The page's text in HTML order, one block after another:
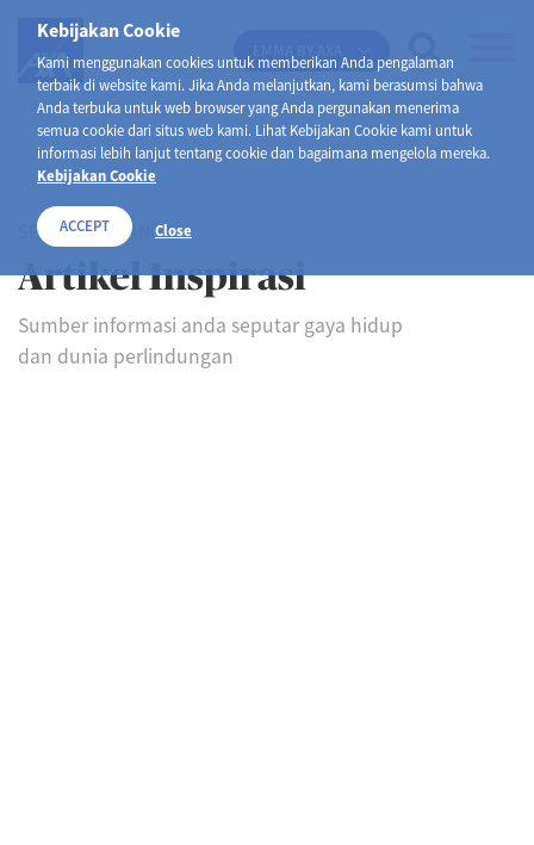
Kebijakan Cookie
Kami menggunakan cookies untuk memberikan Anda pengalaman
terbaik di website kami. Jika Anda melanjutkan, kami berasumsi bahwa
Anda terbuka untuk web browser yang Anda pergunakan menerima
semua cookie dari situs web kami. Lihat Kebijakan Cookie kami untuk
informasi lebih lanjut tentang cookie dan bagaimana mengelola mereka.
Kebijakan Cookie
ACCEPT Close
SELAMAT DATANG DI
Artikel Inspirasi
Sumber informasi anda seputar gaya hidup
dan dunia perlindungan